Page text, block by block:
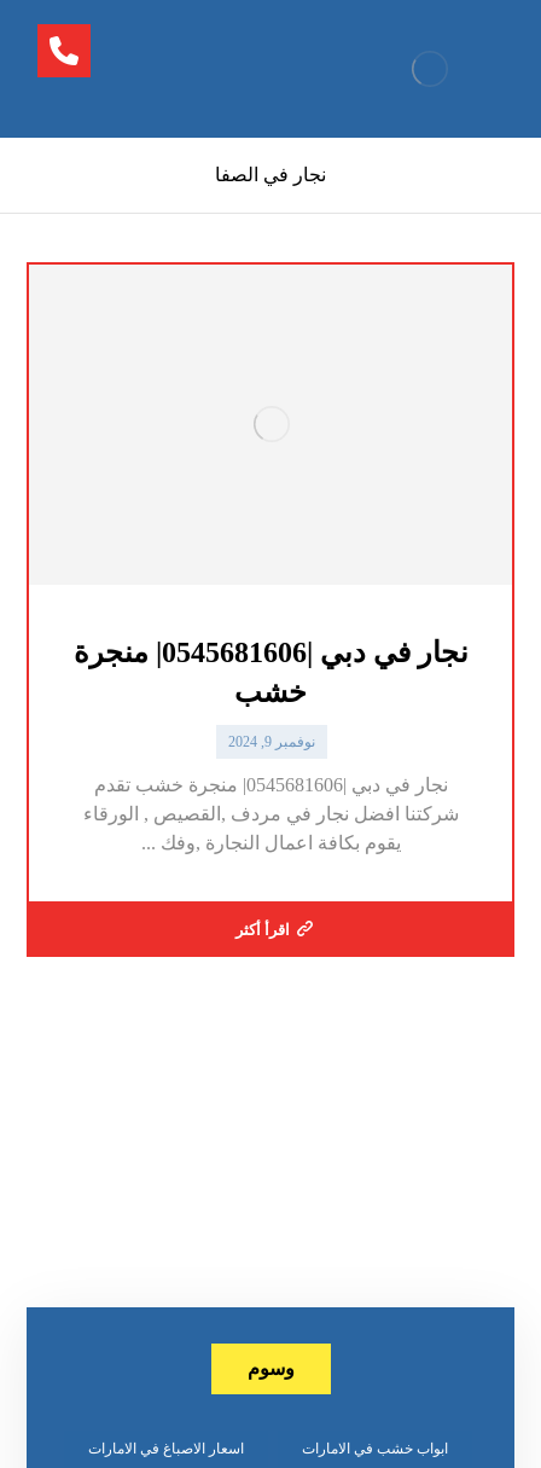
نجار في الصفا
نجار في دبي |0545681606| منجرة
خشب
نوفمبر 9, 2024
نجار في دبي |0545681606| منجرة خشب تقدم
شركتنا افضل نجار في مردف ,القصيص , الورقاء
يقوم بكافة اعمال النجارة ,وفك ...
اقرأ أكثر
وسوم
ابواب خشب في الامارات اسعار الاصباغ في الامارات